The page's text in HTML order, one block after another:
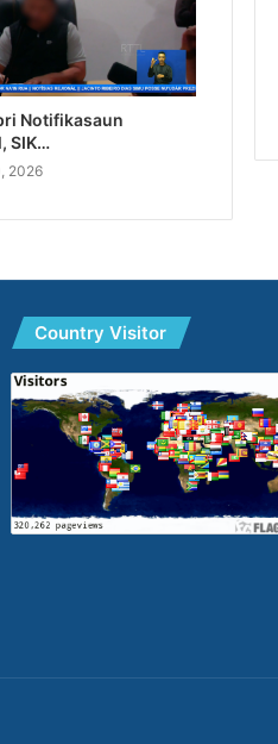
Notifikasaun
SIK…
2026
Country Visitor